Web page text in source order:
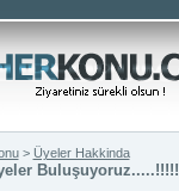
> Üyeler Hakkinda
Buluşuyoruz.....!!!!!